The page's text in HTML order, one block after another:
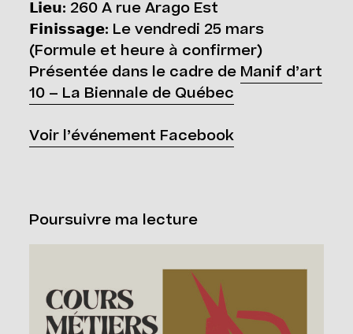
𝗟𝗶𝗲𝘂: 260 A rue Arago Est
𝗙𝗶𝗻𝗶𝘀𝘀𝗮𝗴𝗲: Le vendredi 25 mars
(Formule et heure à confirmer)
Présentée dans le cadre de Manif d’art
10 – La Biennale de Québec
Voir l’événement Facebook
Poursuivre ma lecture